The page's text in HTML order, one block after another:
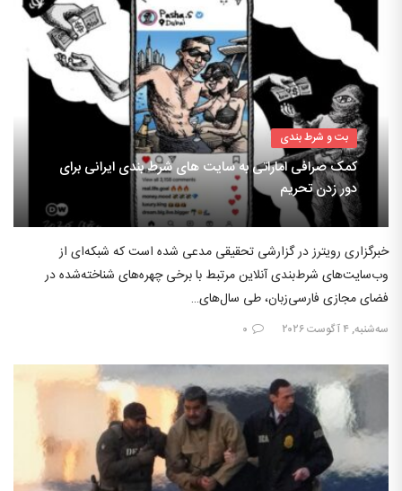
بت و شرط بندی
کمک صرافی اماراتی به سایت های شرط بندی ایرانی برای
دور زدن تحریم
خبرگزاری رویترز در گزارشی تحقیقی مدعی شده است که شبکه‌ای از
وب‌سایت‌های شرط‌بندی آنلاین مرتبط با برخی چهره‌های شناخته‌شده در
فضای مجازی فارسی‌زبان، طی سال‌های…
سه‌شنبه, ۴ آگوست ۲۰۲۶ ۰